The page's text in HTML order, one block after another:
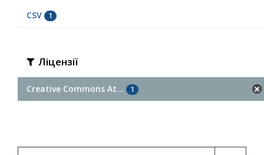
CSV 1
Ліцензії
Creative Commons At... 1